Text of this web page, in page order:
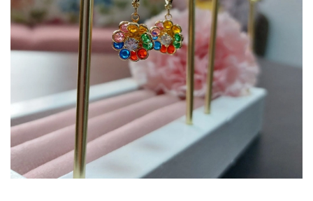
Bijuterii pentru barbati
Inele
Talismane
Verighete
Bijuterii din argint placate cu aur
24K